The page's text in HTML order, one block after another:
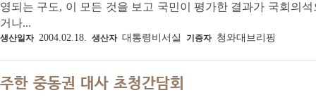
영되는 구도, 이 모든 것을 보고 국민이 평가한 결과가 국회의
거나...
생산일자 2004.02.18. 생산자 대통령비서실 기증자 청와대브리핑
주한 중동권 대사 초청간담회